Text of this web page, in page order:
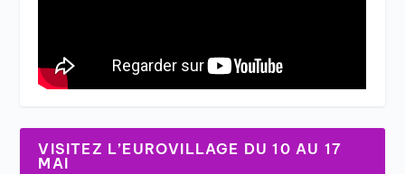
VISITEZ L’EUROVILLAGE DU 10 AU 17
MAI